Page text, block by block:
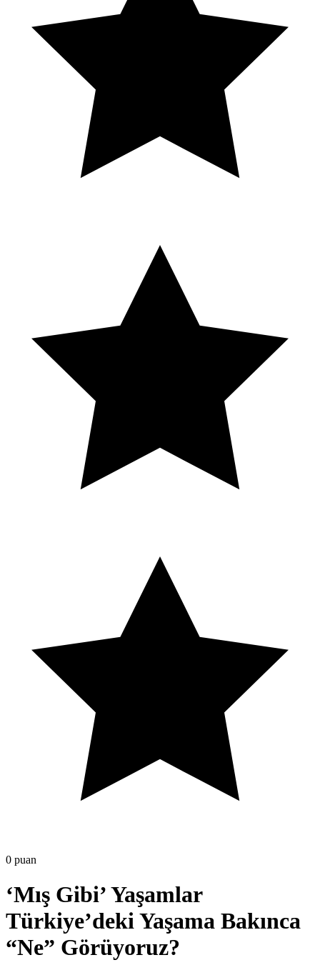
0 puan
‘Mış Gibi’ Yaşamlar
Türkiye’deki Yaşama Bakınca
“Ne” Görüyoruz?